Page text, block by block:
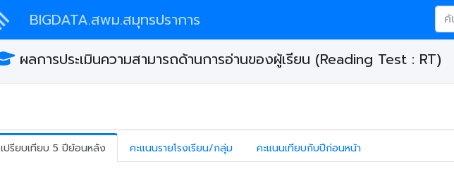
BIGDATA.สพม.สมุทรปราการ
ผลการประเมินความสามารถด้านการอ่านของผู้เรียน (Reading Test : RT)
เปรียบเทียบ 5 ปีย้อนหลัง คะแนนรายโรงเรียน/กลุ่ม คะแนนเทียบกับปีก่อนหน้า